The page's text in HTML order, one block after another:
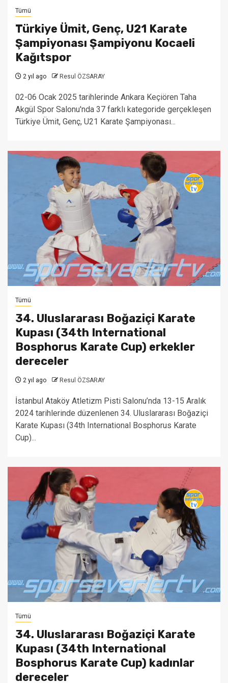
Tümü
Türkiye Ümit, Genç, U21 Karate
Şampiyonası Şampiyonu Kocaeli
Kağıtspor
2 yıl ago Resul ÖZSARAY
02-06 Ocak 2025 tarihlerinde Ankara Keçiören Taha
Akgül Spor Salonu'nda 37 farklı kategoride gerçekleşen
Türkiye Ümit, Genç, U21 Karate Şampiyonası...
Tümü
34. Uluslararası Boğaziçi Karate
Kupası (34th International
Bosphorus Karate Cup) erkekler
dereceler
2 yıl ago Resul ÖZSARAY
İstanbul Ataköy Atletizm Pisti Salonu’nda 13-15 Aralık
2024 tarihlerinde düzenlenen 34. Uluslararası Boğaziçi
Karate Kupası (34th International Bosphorus Karate
Cup)...
Tümü
34. Uluslararası Boğaziçi Karate
Kupası (34th International
Bosphorus Karate Cup) kadınlar
dereceler